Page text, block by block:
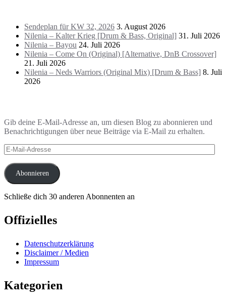
Sendeplan für KW 32, 2026 3. August 2026
Nilenia – Kalter Krieg [Drum & Bass, Original] 31. Juli 2026
Nilenia – Bayou 24. Juli 2026
Nilenia – Come On (Original) [Alternative, DnB Crossover]
21. Juli 2026
Nilenia – Neds Warriors (Original Mix) [Drum & Bass] 8. Juli
2026
Gib deine E-Mail-Adresse an, um diesen Blog zu abonnieren und
Benachrichtigungen über neue Beiträge via E-Mail zu erhalten.
E-
Mail-
Adresse
Abonnieren
Schließe dich 30 anderen Abonnenten an
Offizielles
Datenschutzerklärung
Disclaimer / Medien
Impressum
Kategorien